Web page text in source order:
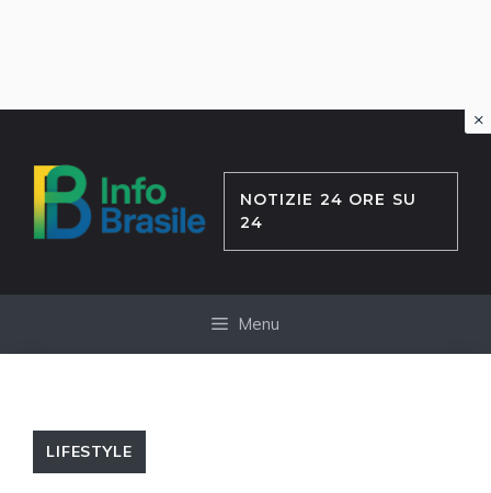
contenuto
NOTIZIE 24 ORE SU
24
Menu
LIFESTYLE
×